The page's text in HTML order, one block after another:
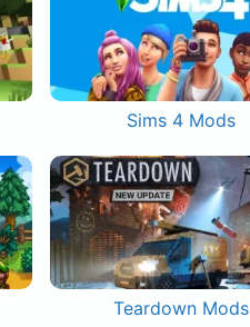
Sims 4 Mods
Teardown Mods